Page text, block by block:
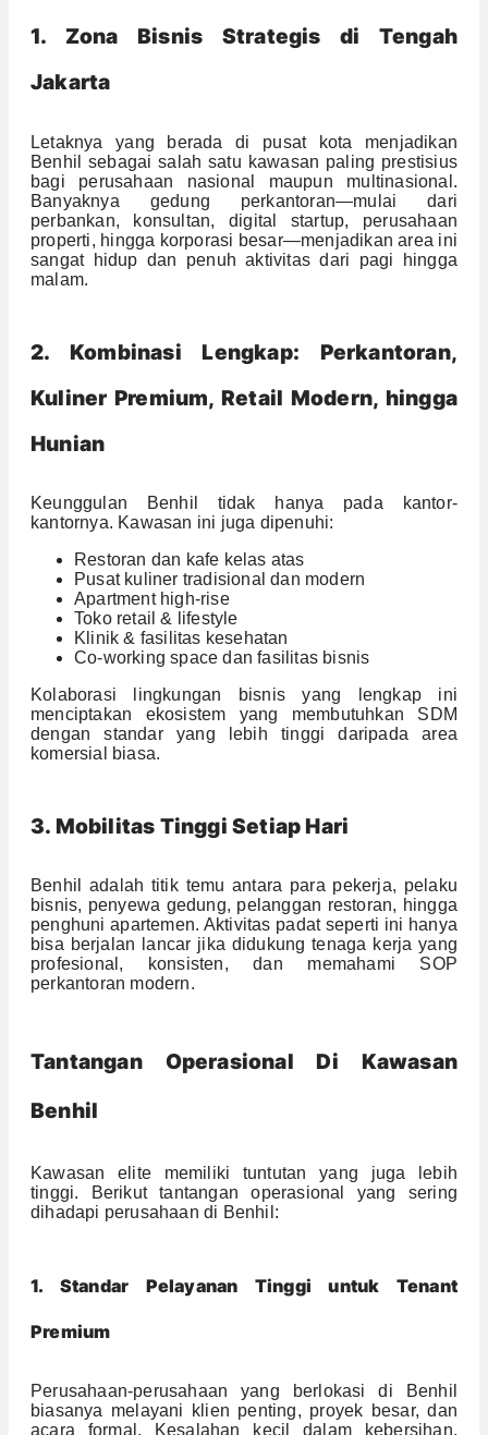
1. Zona Bisnis Strategis di Tengah
Jakarta
Letaknya yang berada di pusat kota menjadikan
Benhil sebagai salah satu kawasan paling prestisius
bagi perusahaan nasional maupun multinasional.
Banyaknya gedung perkantoran—mulai dari
perbankan, konsultan, digital startup, perusahaan
properti, hingga korporasi besar—menjadikan area ini
sangat hidup dan penuh aktivitas dari pagi hingga
malam.
2. Kombinasi Lengkap: Perkantoran,
Kuliner Premium, Retail Modern, hingga
Hunian
Keunggulan Benhil tidak hanya pada kantor-
kantornya. Kawasan ini juga dipenuhi:
Restoran dan kafe kelas atas
Pusat kuliner tradisional dan modern
Apartment high-rise
Toko retail & lifestyle
Klinik & fasilitas kesehatan
Co-working space dan fasilitas bisnis
Kolaborasi lingkungan bisnis yang lengkap ini
menciptakan ekosistem yang membutuhkan SDM
dengan standar yang lebih tinggi daripada area
komersial biasa.
3. Mobilitas Tinggi Setiap Hari
Benhil adalah titik temu antara para pekerja, pelaku
bisnis, penyewa gedung, pelanggan restoran, hingga
penghuni apartemen. Aktivitas padat seperti ini hanya
bisa berjalan lancar jika didukung tenaga kerja yang
profesional, konsisten, dan memahami SOP
perkantoran modern.
Tantangan Operasional Di Kawasan
Benhil
Kawasan elite memiliki tuntutan yang juga lebih
tinggi. Berikut tantangan operasional yang sering
dihadapi perusahaan di Benhil:
1. Standar Pelayanan Tinggi untuk Tenant
Premium
Perusahaan-perusahaan yang berlokasi di Benhil
biasanya melayani klien penting, proyek besar, dan
acara formal. Kesalahan kecil dalam kebersihan,